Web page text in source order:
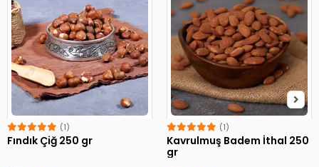
(1)
Fındık Çiğ 250 gr
(1)
Kavrulmuş Badem İthal 250
gr